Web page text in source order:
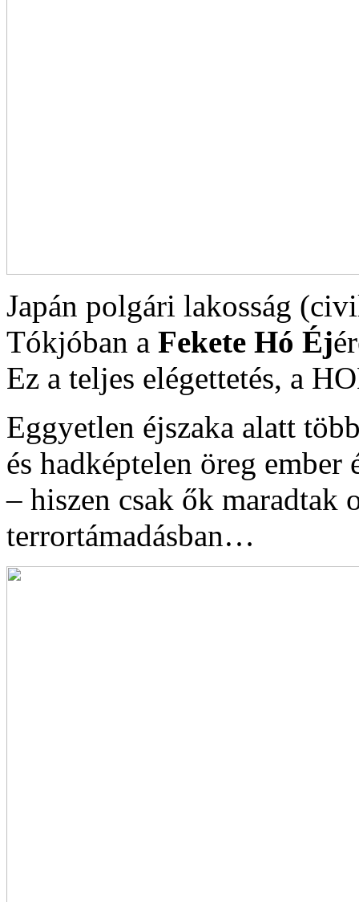
Japán polgári lakosság
Tókjóban a Fekete Hó Éj
Ez a teljes elégettetés, a
Eggyetlen éjszaka alatt
és hadképtelen öreg ember
– hiszen csak ők maradtak
terrortámadásban…